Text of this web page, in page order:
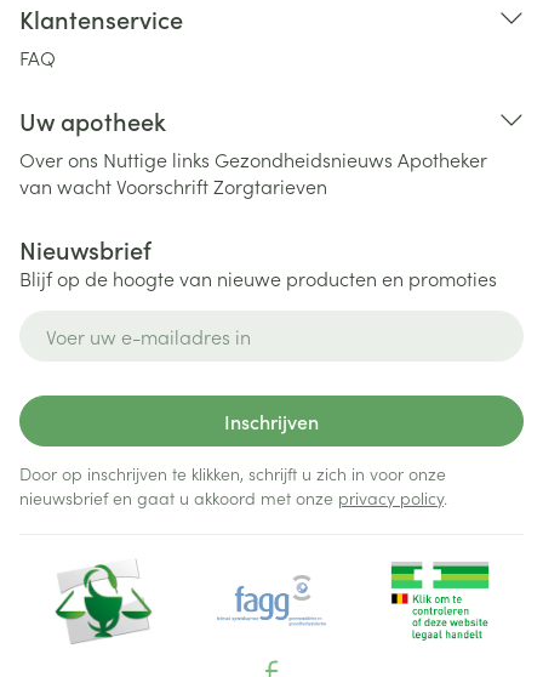
Klantenservice
FAQ
Uw apotheek
Over ons Nuttige links Gezondheidsnieuws Apotheker
van wachtVoorschriftZorgtarieven
Nieuwsbrief
Blijf op de hoogte van nieuwe producten en promoties
Inschrijven
Door op inschrijven te klikken, schrijft u zich in voor onze
nieuwsbrief en gaat u akkoord met onze privacy policy.